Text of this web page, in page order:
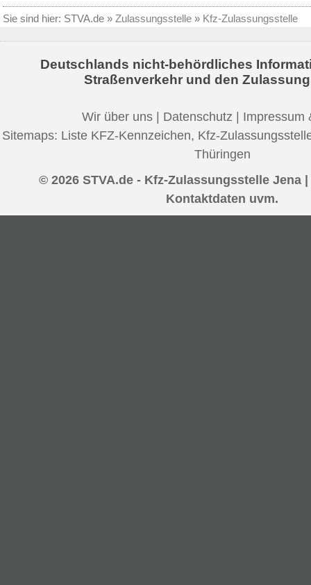
Sie sind hier: STVA.de » Zulassungsstelle » Kfz-Zulassungsstelle
Deutschlands nicht-behördliches
Straßenverkehr und den
Wir über uns | Datenschutz | Impressum
Sitemaps: Liste KFZ-Kennzeichen, Kfz-
Thüringen
© 2026 STVA.de - Kfz-Zulassungsstelle Jena
Kontaktdaten uvm.